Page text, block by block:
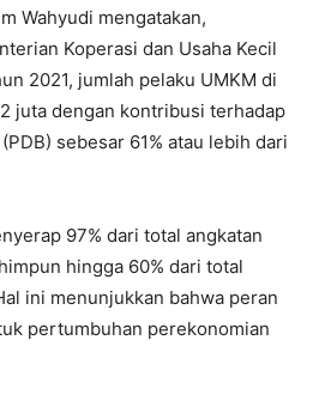
Wahyudi mengatakan,
Koperasi dan Usaha Kecil
2021, jumlah pelaku UMKM di
juta dengan kontribusi terhadap
sebesar 61% atau lebih dari
97% dari total angkatan
hingga 60% dari total
ini menunjukkan bahwa peran
pertumbuhan perekonomian